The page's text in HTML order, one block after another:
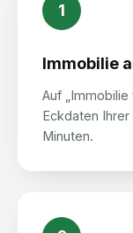
1
Immobilie
Auf
Eckdaten
Minuten.